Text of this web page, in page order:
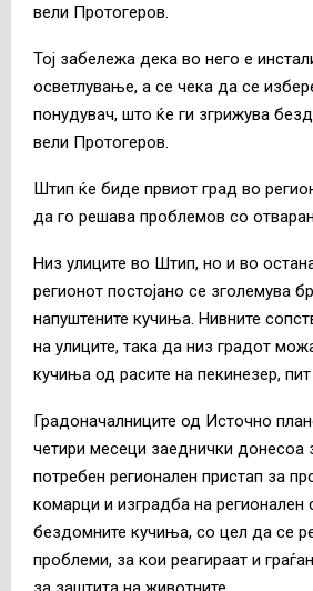
вели Протогеров.
Тој забележа дека во него е
осветлување, а се чека да се
понудувач, што ќе ги згрижува
вели Протогеров.
Штип ќе биде првиот град во
да го решава проблемов со
Низ улиците во Штип, но и во
регионот постојано се зголемува
напуштените кучиња. Нивните
на улиците, така да низ градот
кучиња од расите на пекинезер,
Градоначалниците од Источно
четири месеци заеднички донесоа
потребен регионален пристап за
комарци и изградба на регионален
бездомните кучиња, со цел да се
проблеми, за кои реагираат и